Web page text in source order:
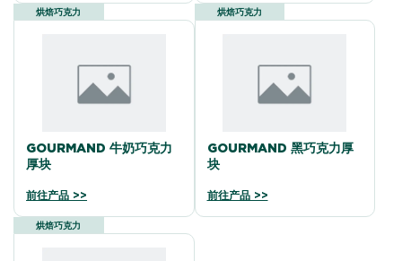
烘焙巧克力
GOURMAND 牛奶巧克力
厚块
前往产品 >>
烘焙巧克力
GOURMAND 黑巧克力厚
块
前往产品 >>
烘焙巧克力